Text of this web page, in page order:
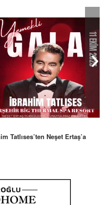
Tatlıses’ten Neşet Ertaş’a
“Unutulmaz Bir Gece